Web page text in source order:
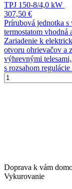
TPJ 150-8/4,0 kW
307,50 €
Prírubová jednotka s
termostatom vhodná
Zariadenie k
otvoru ohrievačov a
výhrevnými
s rozsahom
Doprava k vám
Vykurovanie